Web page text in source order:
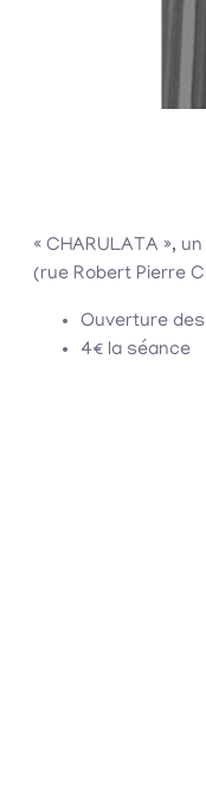
« CHARULATA »,
(rue Robert Pierre
Ouverture
4€ la séance